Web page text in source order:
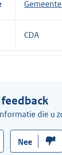
CDA
die u
Nee